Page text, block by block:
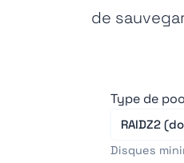
de
Type de
Disques